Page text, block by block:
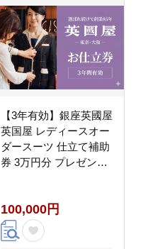
【3年有効】銀座英國屋
英国屋 レディースオー
ダースーツ 仕立て補助
券 3万円分 プレゼント
100,000円